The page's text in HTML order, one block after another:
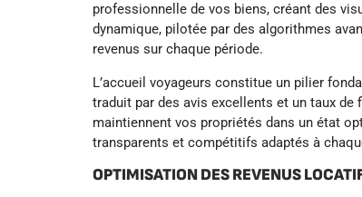
professionnelle de vos biens, créant des
dynamique, pilotée par des algorithmes
revenus sur chaque période.
L’accueil voyageurs constitue un pilier
traduit par des avis excellents et un taux
maintiennent vos propriétés dans un état
transparents et compétitifs adaptés à
OPTIMISATION DES REVENUS